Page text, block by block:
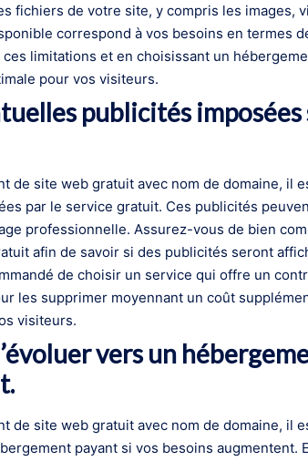
fichiers de votre site, y compris les images,
correspond à vos besoins en termes
limitations et en choisissant un
pour vos visiteurs.
publicités
de site web gratuit avec nom de domaine, il
par le service gratuit. Ces publicités
professionnelle. Assurez-vous de bien
afin de savoir si des publicités seront
de choisir un service qui offre un
les supprimer moyennant un coût
visiteurs.
vers un
de site web gratuit avec nom de domaine, il
payant si vos besoins augmentent.